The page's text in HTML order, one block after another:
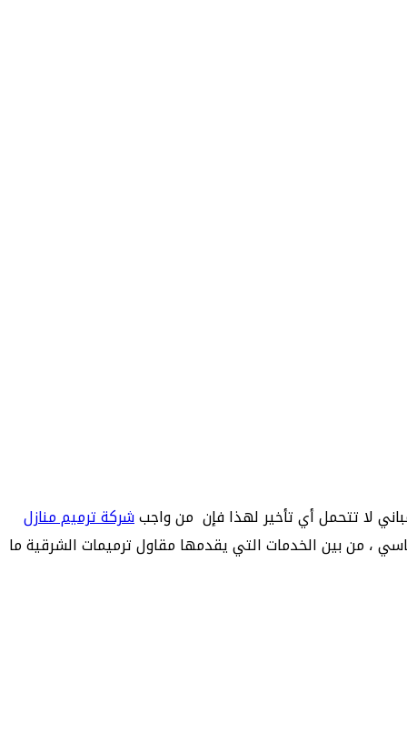
لا تتحمل أي تأخير لهذا فإن من واجبشركة ترميم منازل
، من بين الخدمات التي يقدمها مقاول ترميمات الشرقية ما